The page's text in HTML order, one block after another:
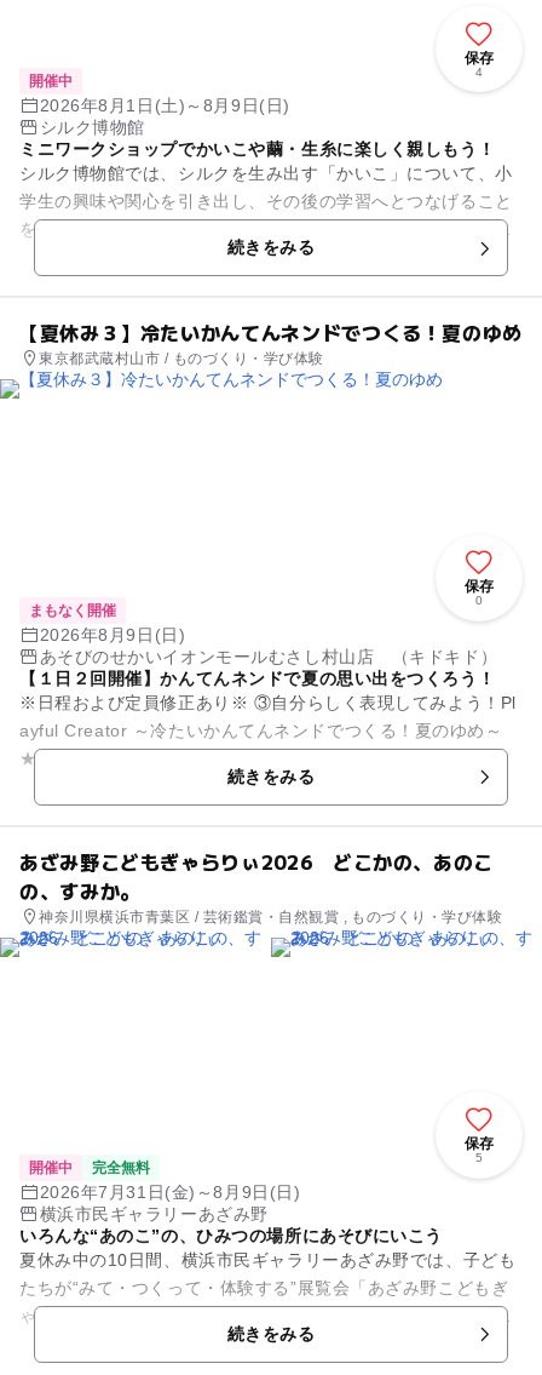
保存
4
開催中
2026年8月1日(土)～8月9日(日)
シルク博物館
ミニワークショップでかいこや繭・生糸に楽しく親しもう！
シルク博物館では、シルクを生み出す「かいこ」について、小
学生の興味や関心を引き出し、その後の学習へとつなげること
を目的として、年間を通じた「チャレンジ！かいこプログラ
ム」を推進しています。 ...
続きをみる
【夏休み３】冷たいかんてんネンドでつくる！夏のゆめ
東京都武蔵村山市 / ものづくり・学び体験
保存
0
まもなく開催
2026年8月9日(日)
あそびのせかいイオンモールむさし村山店 （キドキド）
【１日２回開催】かんてんネンドで夏の思い出をつくろう！
※日程および定員修正あり※ ③自分らしく表現してみよう！Pl
ayful Creator ～冷たいかんてんネンドでつくる！夏のゆめ～
★開催日：7/25(土)、8/9(日) ※8/2は...
続きをみる
あざみ野こどもぎゃらりぃ2026 どこかの、あのこ
の、すみか。
神奈川県横浜市青葉区 / 芸術鑑賞・自然観賞 , ものづくり・学び体験
保存
5
開催中 完全無料
2026年7月31日(金)～8月9日(日)
横浜市民ギャラリーあざみ野
いろんな“あのこ”の、ひみつの場所にあそびにいこう
夏休み中の10日間、横浜市民ギャラリーあざみ野では、子ども
たちが“みて・つくって・体験する”展覧会「あざみ野こどもぎ
ゃらりぃ」を開催します。小さな子どもからおとなまで、アー
ティストの作品にふれな...続きをみる